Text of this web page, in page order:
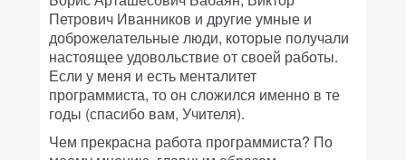
Петрович Иванников и другие умные и
доброжелательные люди, которые получали
настоящее удовольствие от своей работы.
Если у меня и есть менталитет
программиста, то он сложился именно в те
годы (спасибо вам, Учителя).
Чем прекрасна работа программиста? По